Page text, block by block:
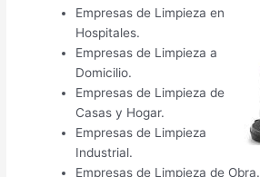
Empresas de Limpieza en
Hospitales.
Empresas de Limpieza a
Domicilio.
Empresas de Limpieza de
Casas y Hogar.
Empresas de Limpieza
Industrial.
Empresas de Limpieza de Obra.